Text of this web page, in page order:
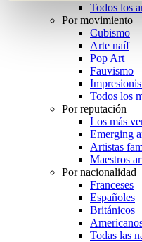
Todos los
Por movimiento
Cubismo
Arte naíf
Pop Art
Fauvismo
Todos los
Por reputación
Los más
Emerging
Artistas
Maestros
Por nacionalidad
Franceses
Españoles
Británicos
Todas las